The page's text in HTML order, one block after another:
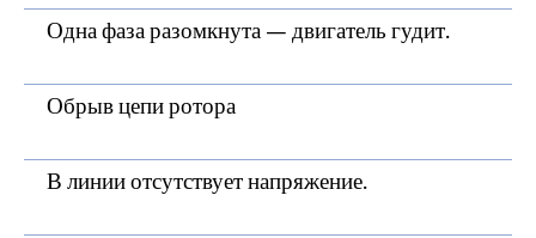
Одна фаза разомкнута — двигатель гудит.
Обрыв цепи ротора
В линии отсутствует напряжение.